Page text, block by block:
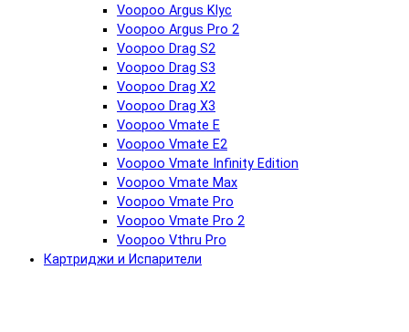
Voopoo Argus Klyc
Voopoo Argus Pro 2
Voopoo Drag S2
Voopoo Drag S3
Voopoo Drag X2
Voopoo Drag X3
Voopoo Vmate E
Voopoo Vmate E2
Voopoo Vmate Infinity Edition
Voopoo Vmate Max
Voopoo Vmate Pro
Voopoo Vmate Pro 2
Voopoo Vthru Pro
Картриджи и Испарители